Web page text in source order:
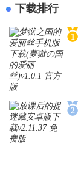
下载排行
1
2